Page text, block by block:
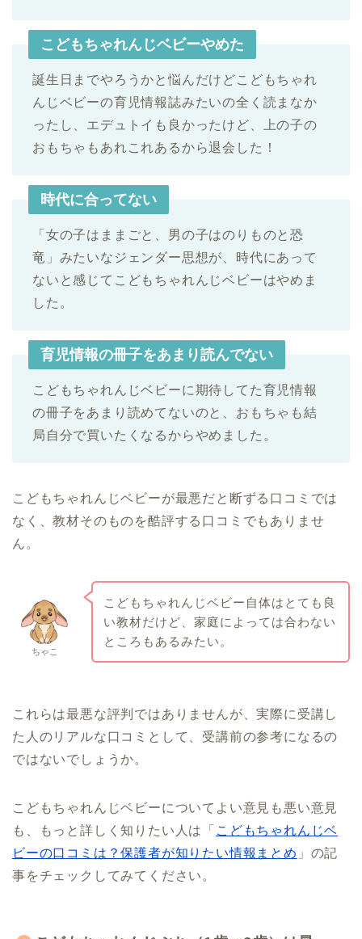
こどもちゃれんじベビーやめた
誕生日までやろうかと悩んだけどこどもちゃれ
んじベビーの育児情報誌みたいの全く読まなか
ったし、エデュトイも良かったけど、上の子の
おもちゃもあれこれあるから退会した！
時代に合ってない
「女の子はままごと、男の子はのりものと恐
竜」みたいなジェンダー思想が、時代にあって
ないと感じてこどもちゃれんじベビーはやめま
した。
育児情報の冊子をあまり読んでない
こどもちゃれんじベビーに期待してた育児情報
の冊子をあまり読めてないのと、おもちゃも結
局自分で買いたくなるからやめました。
こどもちゃれんじベビーが最悪だと断ずる口コミでは
なく、教材そのものを酷評する口コミでもありませ
ん。
ちゃこ
こどもちゃれんじベビー自体はとても良
い教材だけど、家庭によっては合わない
ところもあるみたい。
これらは最悪な評判ではありませんが、実際に受講し
た人のリアルな口コミとして、受講前の参考になるの
ではないでしょうか。
こどもちゃれんじベビーについてよい意見も悪い意見
も、もっと詳しく知りたい人は「 こどもちゃれんじベ
ビーの口コミは？保護者が知りたい情報まとめ 」の記
事をチェックしてみてください。